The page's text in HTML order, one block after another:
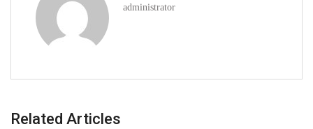
administrator
Related Articles